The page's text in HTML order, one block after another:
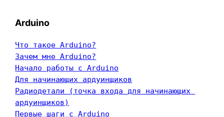
Arduino
Что такое Arduino?
Зачем мне Arduino?
Начало работы с Arduino
Для начинающих ардуинщиков
Радиодетали (точка входа для начинающих
ардуинщиков)
Первые шаги с Arduino